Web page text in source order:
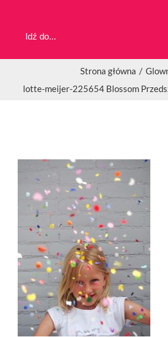
zawartości
Idź do...
Strona główna
lotte-meijer-225654 Blossom